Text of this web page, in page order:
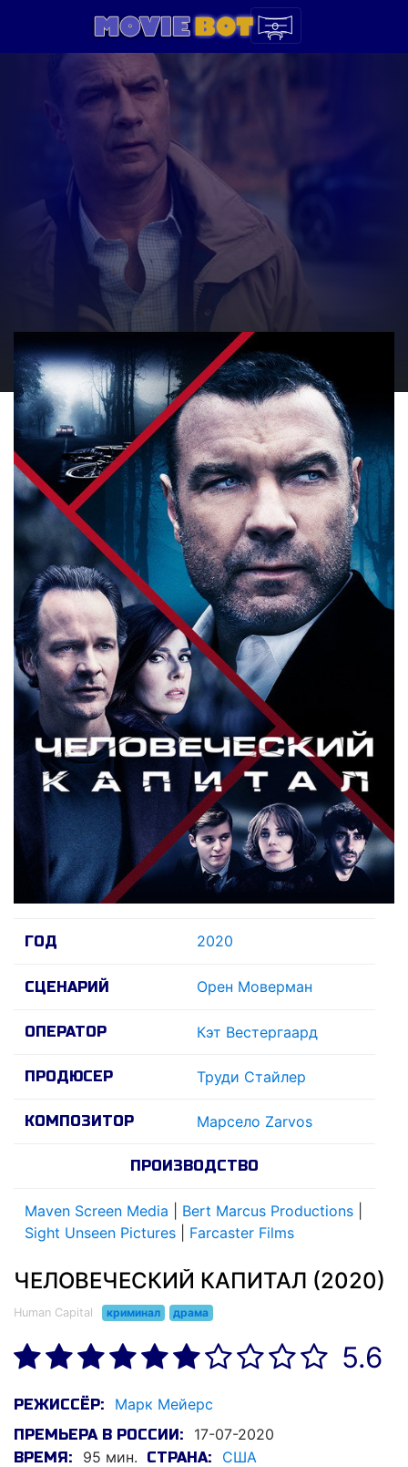
ГОД 2020
СЦЕНАРИЙ Орен Моверман
ОПЕРАТОР Кэт Вестергаард
ПРОДЮСЕР Труди Стайлер
КОМПОЗИТОР Марсело Zarvos
ПРОИЗВОДСТВО
Maven Screen Media Bert Marcus Productions
Sight Unseen Pictures
Farcaster Films
ЧЕЛОВЕЧЕСКИЙ КАПИТАЛ (2020)
Human Capital криминал драма
5.6
РЕЖИССЁР: Марк Мейерс
ПРЕМЬЕРА В РОССИИ: 17-07-2020
ВРЕМЯ: 95 мин. СТРАНА: США